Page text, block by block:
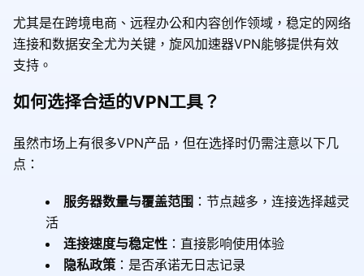
尤其是在跨境电商、远程办公和内容创作领域，稳定的网络
连接和数据安全尤为关键，旋风加速器VPN能够提供有效
支持。
如何选择合适的VPN工具？
虽然市场上有很多VPN产品，但在选择时仍需注意以下几
点：
服务器数量与覆盖范围 ：节点越多，连接选择越灵
活
连接速度与稳定性 ：直接影响使用体验
隐私政策 ：是否承诺无日志记录